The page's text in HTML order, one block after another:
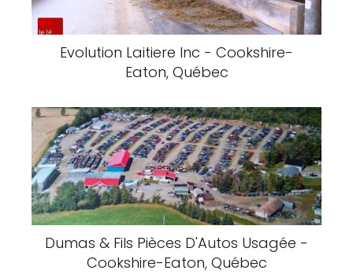
Evolution Laitiere Inc - Cookshire-
Eaton, Québec
Dumas & Fils Pièces D'Autos Usagée -
Cookshire-Eaton, Québec